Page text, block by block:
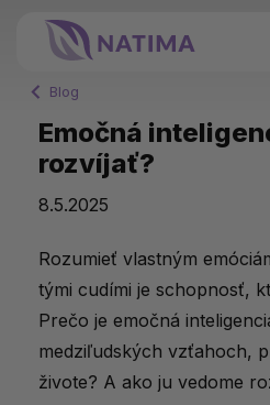
Blog
Emočná
rozvíjať?
8.5.2025
Rozumieť vlastným
tými cudími je schopnosť,
Prečo je emočná
medziľudských vzťahoch,
živote? A ako ju vedome